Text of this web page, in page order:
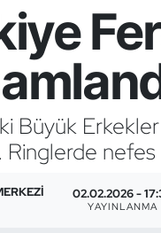
Büyük
02.02.2026 -
YAYINLANMA